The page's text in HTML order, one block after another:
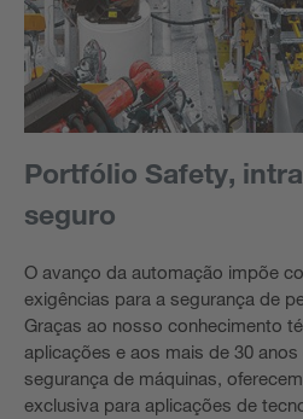
Portfólio Safety,
seguro
O avanço da automação impõe
exigências para a segurança de
Graças ao nosso conhecimento
aplicações e aos mais de 30
segurança de máquinas,
exclusiva para aplicações de